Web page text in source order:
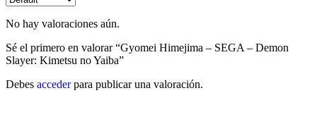
No hay valoraciones aún.
Sé el primero en valorar “Gyomei Himejima – SEGA – Demon
Slayer: Kimetsu no Yaiba”
Debes accederpara publicar una valoración.